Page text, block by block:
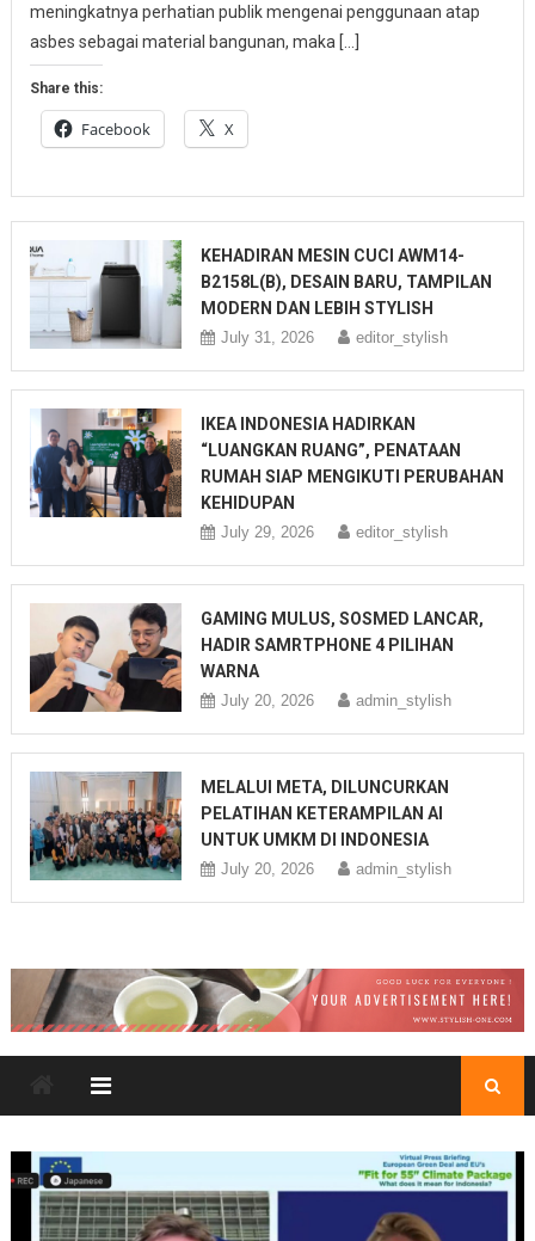
meningkatnya perhatian publik mengenai penggunaan atap
asbes sebagai material bangunan, maka […]
Share this:
Facebook X
KEHADIRAN MESIN CUCI AWM14-
B2158L(B), DESAIN BARU, TAMPILAN
MODERN DAN LEBIH STYLISH
July 31, 2026 editor_stylish
IKEA INDONESIA HADIRKAN
“LUANGKAN RUANG”, PENATAAN
RUMAH SIAP MENGIKUTI PERUBAHAN
KEHIDUPAN
July 29, 2026 editor_stylish
GAMING MULUS, SOSMED LANCAR,
HADIR SAMRTPHONE 4 PILIHAN
WARNA
July 20, 2026 admin_stylish
MELALUI META, DILUNCURKAN
PELATIHAN KETERAMPILAN AI
UNTUK UMKM DI INDONESIA
July 20, 2026 admin_stylish